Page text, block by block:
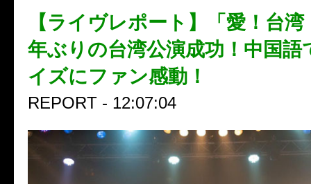
【ライヴレポート】「愛！台
年ぶりの台湾公演成功！中国語
イズにファン感動！
REPORT - 12:07:04